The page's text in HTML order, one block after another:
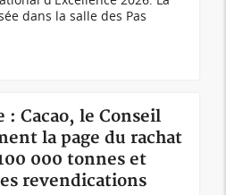
dans la salle des Pas
Cacao, le Conseil
la page du rachat
000 tonnes et
revendications